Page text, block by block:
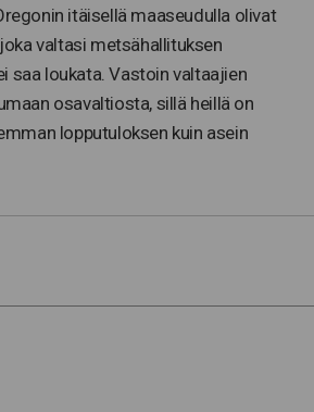
itäisellä maaseudulla olivat
valtasi metsähallituksen
saa loukata. Vastoin valtaajien
osavaltiosta, sillä heillä on
lopputuloksen kuin asein